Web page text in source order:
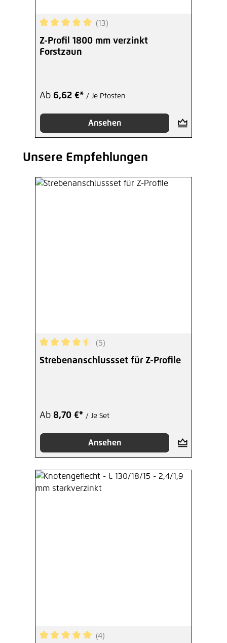
Durchschnittliche Bewertung von 5 von 5
(13)
Z-Profil 1800 mm verzinkt
Forstzaun
Ab 6,62 €* / Je Pfosten
Ansehen
Produktgalerie überspringen
Unsere Empfehlungen
Durchschnittliche Bewertung von 4.6 von 5
(5)
Strebenanschlussset für Z-Profile
Ab 8,70 €* / Je Set
Ansehen
(4)